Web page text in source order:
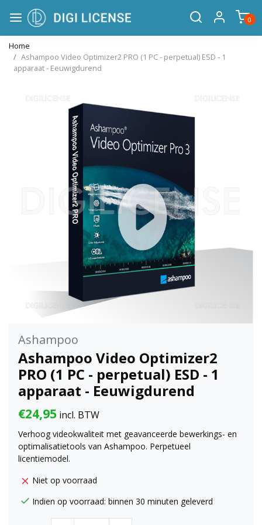
0
Home
Ashampoo Video Optimizer2 PRO (1 PC - perpetual) ESD - 1
apparaat - Eeuwigdurend
Ashampoo
Ashampoo Video Optimizer2
PRO (1 PC - perpetual) ESD - 1
apparaat - Eeuwigdurend
€24,95 incl. BTW
Verhoog videokwaliteit met geavanceerde bewerkings- en
optimalisatietools van Ashampoo. Perpetueel
licentiemodel.
Niet op voorraad
Indien op voorraad: binnen 30 minuten geleverd